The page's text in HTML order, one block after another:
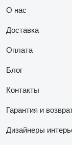
О нас
Доставка
Оплата
Блог
Контакты
Гарантия и
Дизайнеры